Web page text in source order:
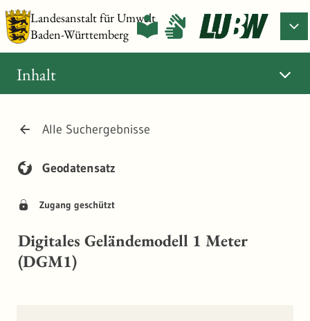
Landesanstalt für Umwelt
Baden-Württemberg
Alle Suchergebnisse
Geodatensatz
Zugang geschützt
Digitales Geländemodell 1 Meter
(DGM1)
Inhalt